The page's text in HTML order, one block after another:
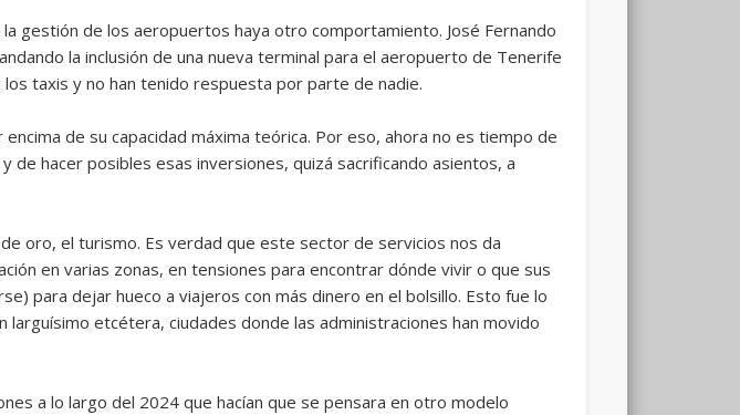
gestión de los aeropuertos haya otro comportamiento. José Fernando
la inclusión de una nueva terminal para el aeropuerto de Tenerife
taxis y no han tenido respuesta por parte de nadie.
de su capacidad máxima teórica. Por eso, ahora no es tiempo de
hacer posibles esas inversiones, quizá sacrificando asientos, a
oro, el turismo. Es verdad que este sector de servicios nos da
en varias zonas, en tensiones para encontrar dónde vivir o que sus
para dejar hueco a viajeros con más dinero en el bolsillo. Esto fue lo
etcétera, ciudades donde las administraciones han movido
a lo largo del 2024 que hacían que se pensara en otro modelo